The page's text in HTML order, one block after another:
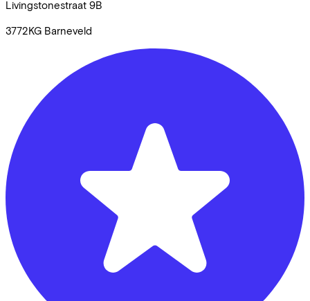
Livingstonestraat 9B
3772KG Barneveld